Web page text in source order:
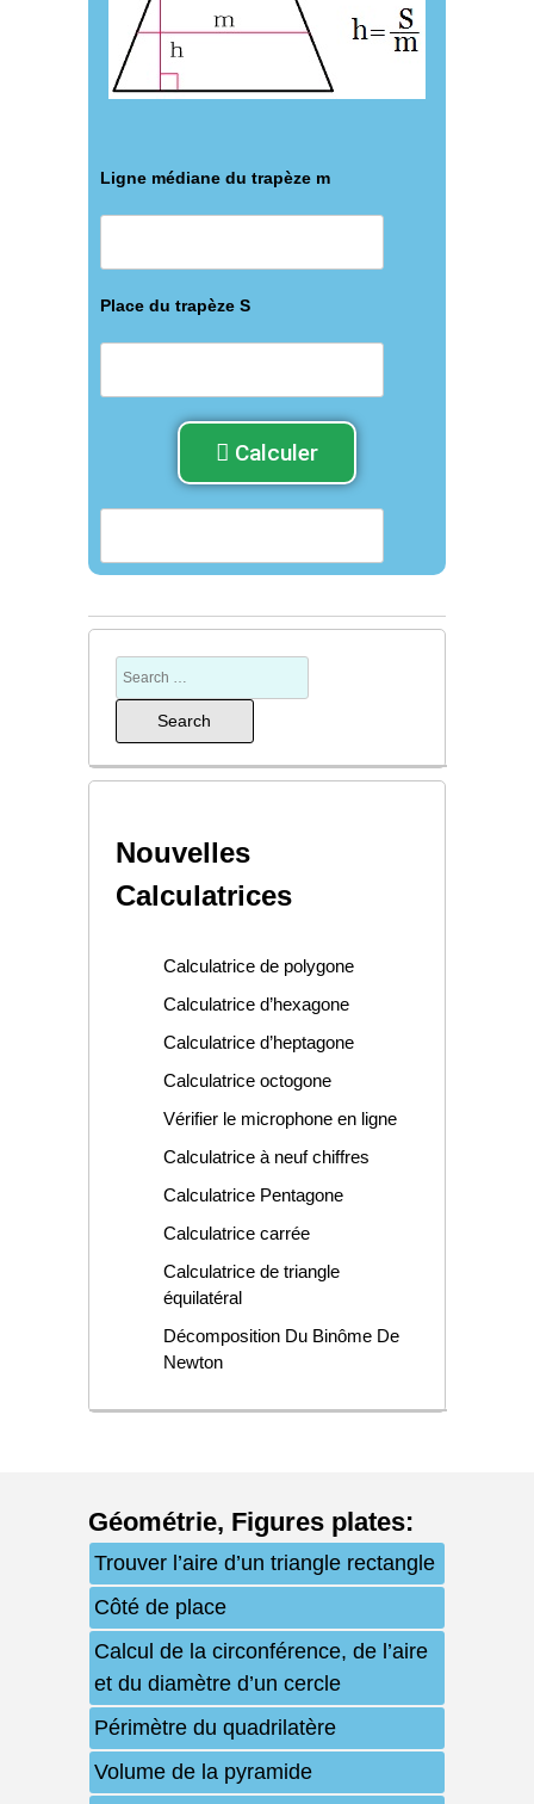
Ligne médiane du trapèze m
Place du trapèze S
Calculer
Nouvelles
Calculatrices
Calculatrice de polygone
Calculatrice d’hexagone
Calculatrice d’heptagone
Calculatrice octogone
Vérifier le microphone en ligne
Calculatrice à neuf chiffres
Calculatrice Pentagone
Calculatrice carrée
Calculatrice de triangle
équilatéral
Décomposition Du Binôme De
Newton
Géométrie, Figures plates:
Trouver l’aire d’un triangle rectangle
Côté de place
Calcul de la circonférence, de l’aire
et du diamètre d’un cercle
Périmètre du quadrilatère
Volume de la pyramide